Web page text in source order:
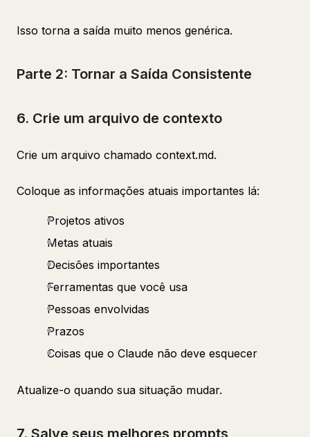
Isso torna a saída muito menos genérica.
Parte 2: Tornar a Saída Consistente
6. Crie um arquivo de contexto
Crie um arquivo chamado context.md.
Coloque as informações atuais importantes lá:
Projetos ativos
Metas atuais
Decisões importantes
Ferramentas que você usa
Pessoas envolvidas
Prazos
Coisas que o Claude não deve esquecer
Atualize-o quando sua situação mudar.
7. Salve seus melhores prompts